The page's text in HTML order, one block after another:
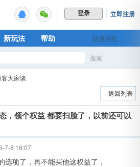
登录 立即注册
快捷导航
新玩法
帮助
Plus权益
搜索
索
客大家谈
返回列表
，领个权益 都要扫脸了，以前还可以
7-8 16:07
选项了，再不能买他这权益了，